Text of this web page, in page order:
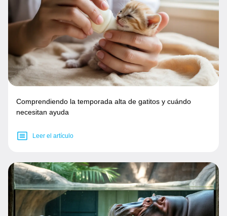
Comprendiendo la temporada alta de gatitos y cuándo
necesitan ayuda
Leer el artículo